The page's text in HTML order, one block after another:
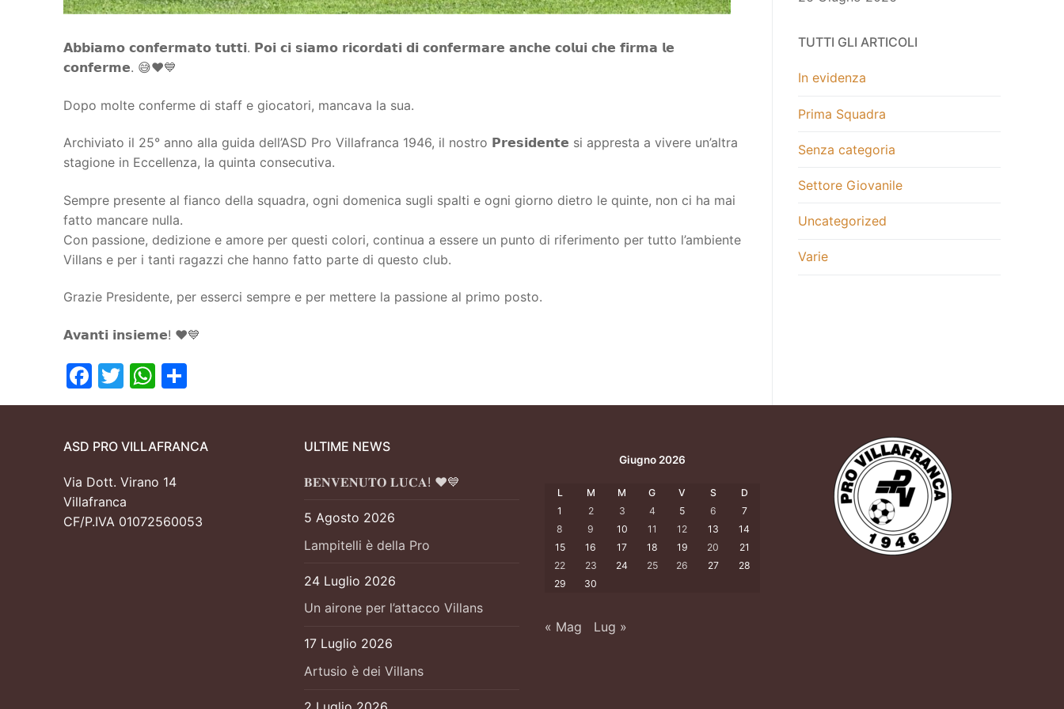
𝗔𝗯𝗯𝗶𝗮𝗺𝗼 𝗰𝗼𝗻𝗳𝗲𝗿𝗺𝗮𝘁𝗼 𝘁𝘂𝘁𝘁𝗶. 𝗣𝗼𝗶 𝗰𝗶 𝘀𝗶𝗮𝗺𝗼 𝗿𝗶𝗰𝗼𝗿𝗱𝗮𝘁𝗶 𝗱𝗶 𝗰𝗼𝗻𝗳𝗲𝗿𝗺𝗮𝗿𝗲 𝗮𝗻𝗰𝗵𝗲 𝗰𝗼𝗹𝘂𝗶 𝗰𝗵𝗲 𝗳𝗶𝗿𝗺𝗮 𝗹𝗲
𝗰𝗼𝗻𝗳𝗲𝗿𝗺𝗲. 😅❤️💙
Dopo molte conferme di staff e giocatori, mancava la sua.
Archiviato il 25° anno alla guida dell’ASD Pro Villafranca 1946, il nostro 𝗣𝗿𝗲𝘀𝗶𝗱𝗲𝗻𝘁𝗲 si appresta a vivere un’altra
stagione in Eccellenza, la quinta consecutiva.
Sempre presente al fianco della squadra, ogni domenica sugli spalti e ogni giorno dietro le quinte, non ci ha mai
fatto mancare nulla.
Con passione, dedizione e amore per questi colori, continua a essere un punto di riferimento per tutto l’ambiente
Villans e per i tanti ragazzi che hanno fatto parte di questo club.
Grazie Presidente, per esserci sempre e per mettere la passione al primo posto.
𝗔𝘃𝗮𝗻𝘁𝗶 𝗶𝗻𝘀𝗶𝗲𝗺𝗲! ❤️💙
Facebook
TwitterWhatsApp
TUTTI GLI ARTICOLI
In evidenza
Prima Squadra
Senza categoria
Settore Giovanile
Uncategorized
Varie
ASD PRO VILLAFRANCA
Via Dott. Virano 14
Villafranca
CF/P.IVA 01072560053
ULTIME NEWS
𝐁𝐄𝐍𝐕𝐄𝐍𝐔𝐓𝐎 𝐋𝐔𝐂𝐀! ❤️💙
5 Agosto 2026
Lampitelli è della Pro
24 Luglio 2026
Un airone per l’attacco Villans
17 Luglio 2026
Artusio è dei Villans
Giugno 2026
L M M G V S
D
1
2 3 4 5 6
7
8
9 10 11 12 13
14
15
16 17 18 19 20
21
22
23 24 25 26 27
28
29
30
« Mag Lug »